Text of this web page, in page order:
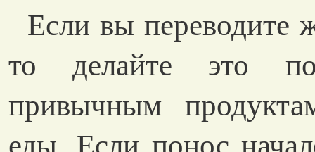
Если вы переводите
то делайте это
привычным
еды. Если понос